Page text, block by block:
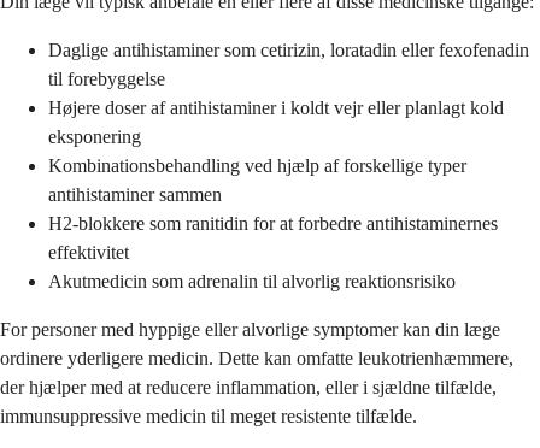
Daglige antihistaminer som cetirizin, loratadin eller fexofenadin
til forebyggelse
Højere doser af antihistaminer i koldt vejr eller planlagt kold
eksponering
Kombinationsbehandling ved hjælp af forskellige typer
antihistaminer sammen
H2-blokkere som ranitidin for at forbedre antihistaminernes
effektivitet
Akutmedicin som adrenalin til alvorlig reaktionsrisiko
For personer med hyppige eller alvorlige symptomer kan din læge
ordinere yderligere medicin. Dette kan omfatte leukotrienhæmmere,
der hjælper med at reducere inflammation, eller i sjældne tilfælde,
immunsuppressive medicin til meget resistente tilfælde.